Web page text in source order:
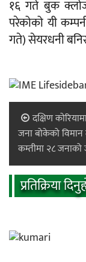
१६ गते बुक
परेकोको यी
गते) सेयरधनी
दक्षिण
जना बोकेको विमान
कम्तीमा २८ जनाको
प्रतिक्रिया